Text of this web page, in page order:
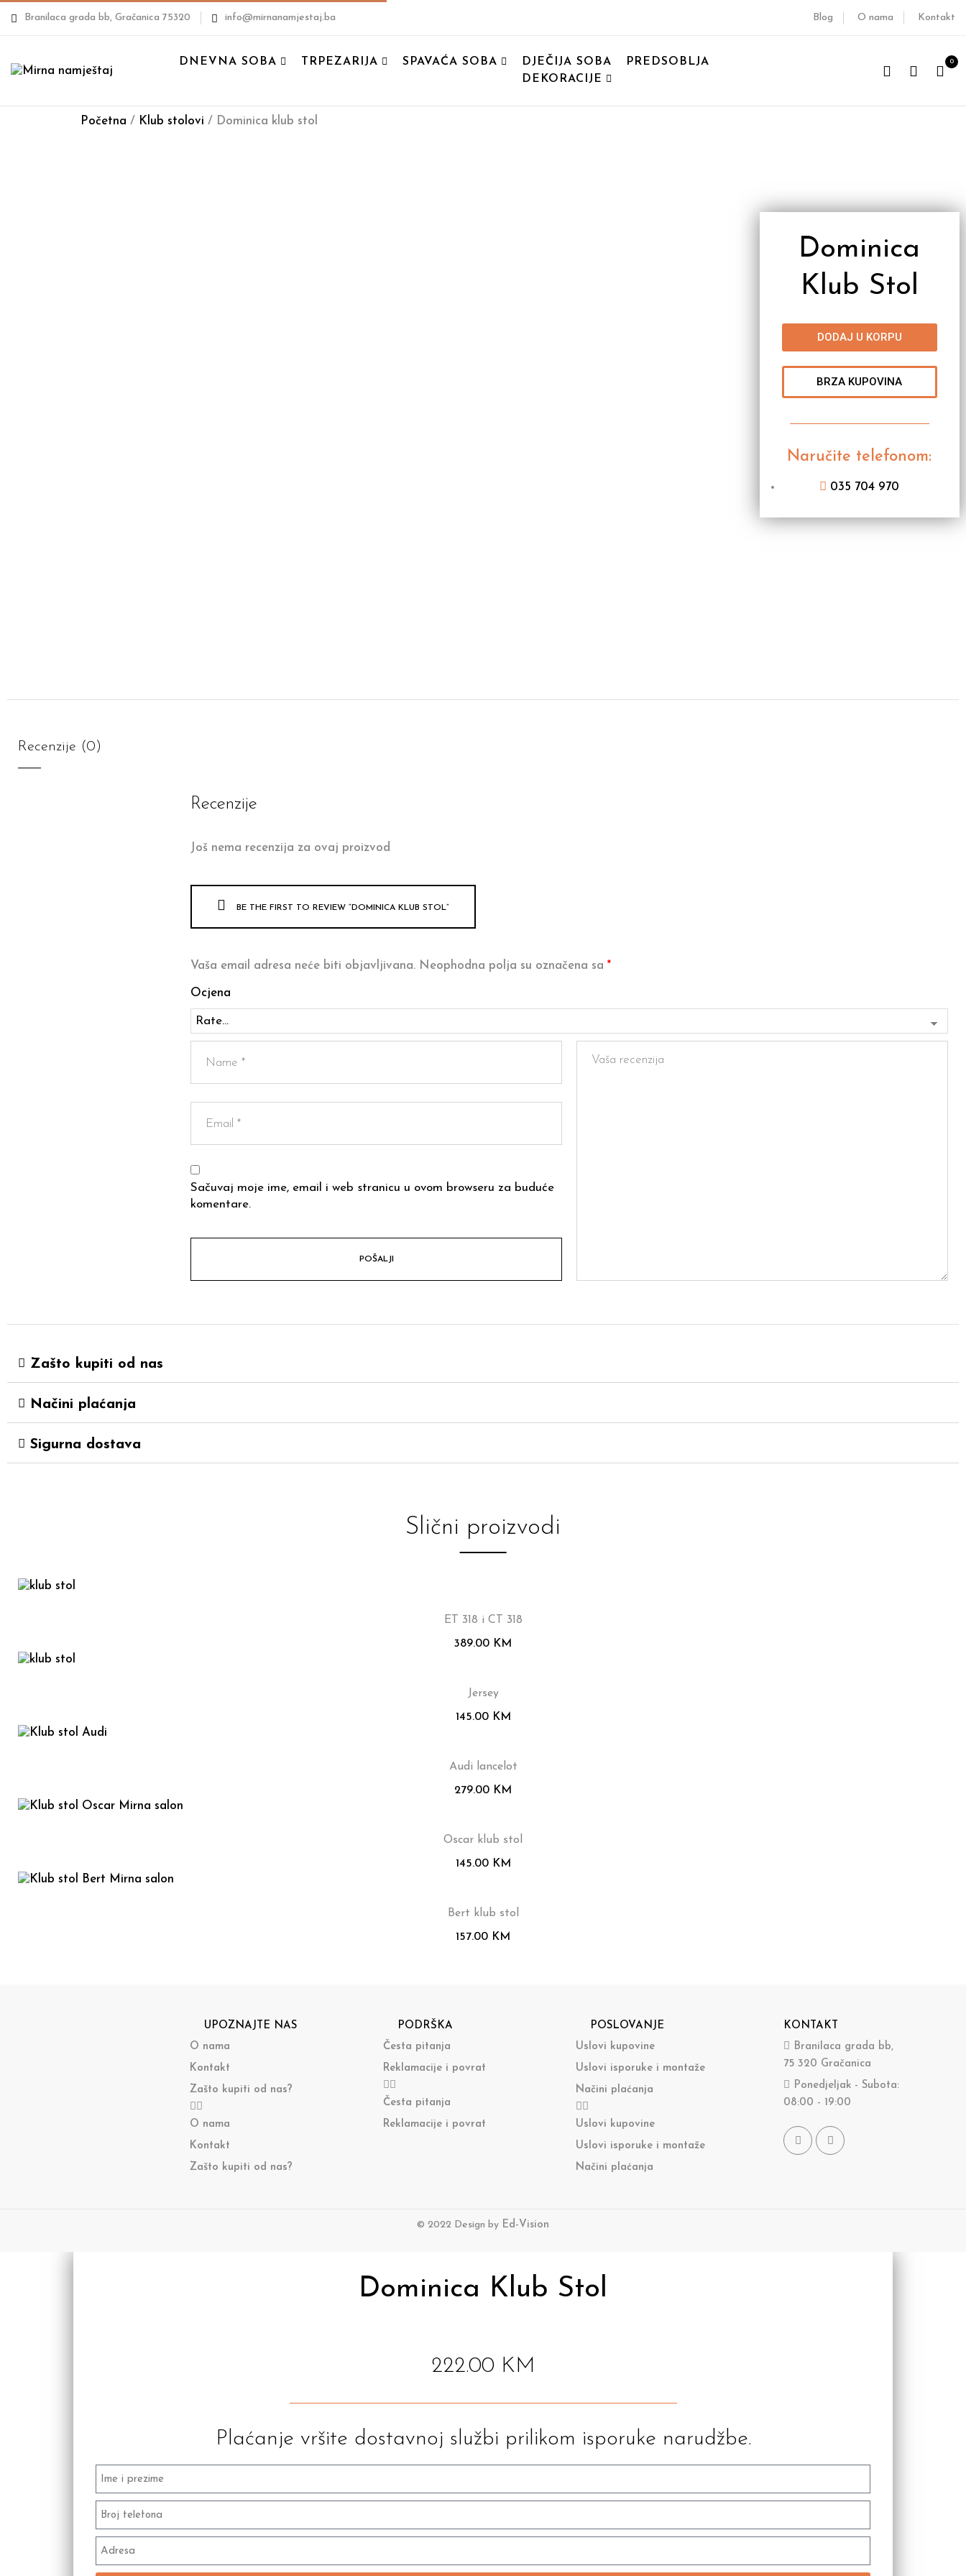
Branilaca grada bb, Gračanica 75320 info@mirnanamjestaj.ba Blog O nama Kontakt
DNEVNA SOBA TRPEZARIJA SPAVAĆA SOBA DJEČIJA SOBA
PREDSOBLJA
DEKORACIJE
0
Početna / Klub stolovi / Dominica klub stol
Dominica
Klub Stol
DODAJ U KORPU
BRZA KUPOVINA
Naručite telefonom:
035 704 970
Recenzije (0)
Recenzije
Još nema recenzija za ovaj proizvod
BE THE FIRST TO REVIEW “DOMINICA KLUB STOL”
Vaša email adresa neće biti objavljivana. Neophodna polja su označena sa *
Ocjena
Sačuvaj moje ime, email i web stranicu u ovom browseru za buduće
komentare.
Zašto kupiti od nas
Načini plaćanja
Sigurna dostava
Slični proizvodi
ET 318 i CT 318
389.00 KM
Jersey
145.00 KM
Audi lancelot
279.00 KM
Oscar klub stol
145.00 KM
Bert klub stol
157.00 KM
UPOZNAJTE NAS
O nama
Kontakt
Zašto kupiti od nas?
O nama
Kontakt
Zašto kupiti od nas?
PODRŠKA
Česta pitanja
Reklamacije i povrat
Česta pitanja
Reklamacije i povrat
POSLOVANJE
Uslovi kupovine
Uslovi isporuke i montaže
Načini plaćanja
Uslovi kupovine
Uslovi isporuke i montaže
Načini plaćanja
KONTAKT
Branilaca grada bb,
75 320 Gračanica
Ponedjeljak - Subota:
08:00 - 19:00
© 2022 Design by Ed-Vision
Dominica Klub Stol
222.00 KM
Plaćanje vršite dostavnoj službi prilikom isporuke narudžbe.